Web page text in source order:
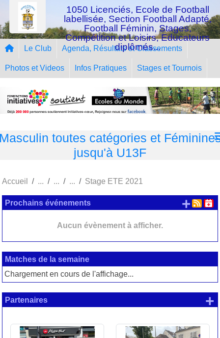
1050 Licenciés, Ecole de Football
labellisée, Section Football Adapté,
Football Féminin, Stages,
Compétition et Loisirs, Educateurs
diplômés...
Le Club Agenda, Résultats et Classements
Photos et Videos Infos Pratiques Stages et Tournois
toutes catégories et
jusqu'à U13F
Accueil Stage ETE 2021
Prochains événements
Aucun évènement à afficher.
+
Matches de la semaine
Chargement en cours de l'affichage...
Partenaires +
Panneau de gestion des cookies